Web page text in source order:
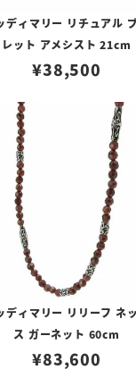
ディマリー リチュアル
レット アメシスト 21cm
¥38,500
ディマリー リリーフ ネ
ス ガーネット 60cm
¥83,600